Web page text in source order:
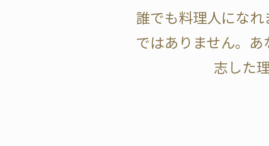
誰でも料理人にな
ではありません。
志した